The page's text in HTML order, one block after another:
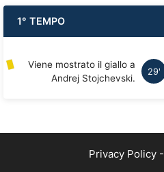
1° TEMPO
29'
Viene mostrato il giallo a
Andrej Stojchevski.
Privacy Policy-